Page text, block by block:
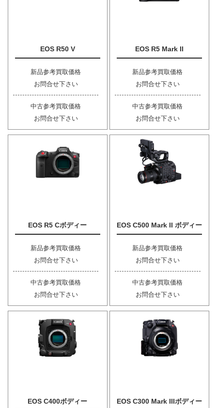
EOS R50 V
新品参考買取価格
お問合せ下さい
中古参考買取価格
お問合せ下さい
EOS R5 Mark II
新品参考買取価格
お問合せ下さい
中古参考買取価格
お問合せ下さい
EOS R5 Cボディー
新品参考買取価格
お問合せ下さい
中古参考買取価格
お問合せ下さい
EOS C500 Mark II ボディー
新品参考買取価格
お問合せ下さい
中古参考買取価格
お問合せ下さい
EOS C400ボディー EOS C300 Mark IIIボディー